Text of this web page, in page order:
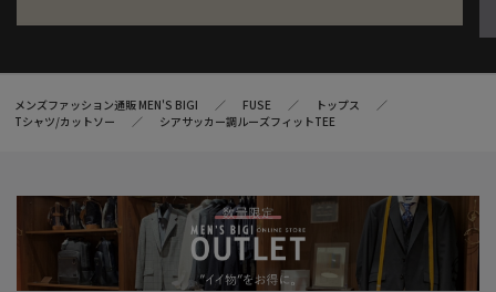
メンズファッション通販 MEN'S BIGI FUSE
トップス
Tシャツ/カットソー
シアサッカー調ルーズフィットTEE